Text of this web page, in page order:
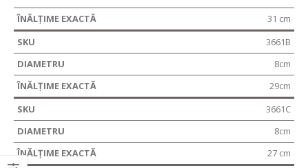
31 cm
3661B
8cm
29cm
3661C
8cm
27 cm